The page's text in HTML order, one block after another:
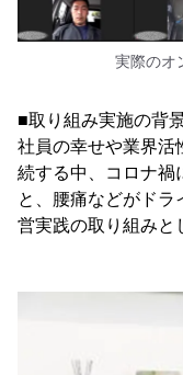
実際のオ
■取り組み実施の背
社員の幸せや業界活
続する中、コロナ禍
と、腰痛などがドラ
営実践の取り組みと